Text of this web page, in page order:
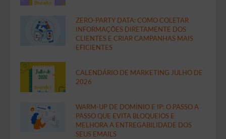
ZERO-PARTY DATA: COMO COLETAR
INFORMAÇÕES DIRETAMENTE DOS
CLIENTES E CRIAR CAMPANHAS MAIS
EFICIENTES
CALENDÁRIO DE MARKETING JULHO DE
2026
WARM-UP DE DOMÍNIO E IP: O PASSO A
PASSO QUE EVITA BLOQUEIOS E
MELHORA A ENTREGABILIDADE DOS
SEUS EMAILS